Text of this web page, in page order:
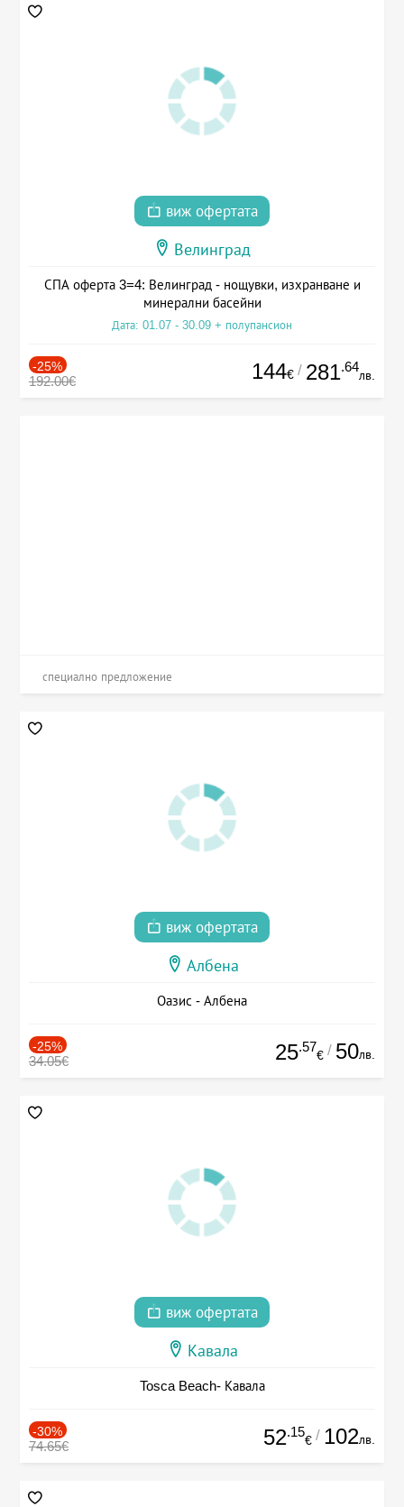
виж офертата
Велинград
СПА оферта 3=4: Велинград - нощувки, изхранване и
минерални басейни
Дата: 01.07 - 30.09 + полупансион
-25%
192.00€ 144€ / 281.64
лв.
специално предложение
виж офертата
Албена
Оазис - Албена
-25%
34.05€ 25.57
€ / 50лв.
виж офертата
Кавала
Tosca Beach- Кавала
-30%
74.65€ 52.15
€ / 102лв.